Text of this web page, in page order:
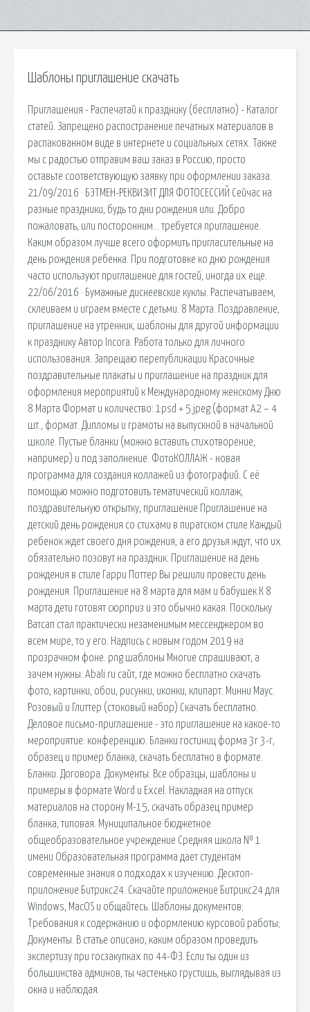
Шаблоны приглашение скачать
Приглашения - Распечатай к празднику (бесплатно) - Каталог
статей. Запрещено распостранение печатных материалов в
распакованном виде в интернете и социальных сетях. Также
мы с радостью отправим ваш заказ в Россию, просто
оставьте соответствующую заявку при оформлении заказа.
21/09/2016 · БЭТМЕН-РЕКВИЗИТ ДЛЯ ФОТОСЕССИЙ Сейчас на
разные праздники, будь то дни рождения или. Добро
пожаловать, или посторонним… требуется приглашение.
Каким образом лучше всего оформить пригласительные на
день рождения ребенка. При подготовке ко дню рождения
часто используют приглашение для гостей, иногда их еще.
22/06/2016 · Бумажные диснеевские куклы. Распечатываем,
склеиваем и играем вместе с детьми. 8 Марта. Поздравление,
приглашение на утренник, шаблоны для другой информации
к празднику Автор Incora. Работа только для личного
использования. Запрещаю перепубликации Красочные
поздравительные плакаты и приглашение на праздник для
оформления мероприятий к Международному женскому Дню
8 Марта Формат и количество: 1psd + 5 jpeg (формат А2 – 4
шт., формат. Дипломы и грамоты на выпускной в начальной
школе. Пустые бланки (можно вставить стихотворение,
например) и под заполнение. ФотоКОЛЛАЖ - новая
программа для создания коллажей из фотографий. С её
помощью можно подготовить тематический коллаж,
поздравительную открытку, приглашение Приглашение на
детский день рождения со стихами в пиратском стиле Каждый
ребенок ждет своего дня рождения, а его друзья ждут, что их
обязательно позовут на праздник. Приглашение на день
рождения в стиле Гарри Поттер Вы решили провести день
рождения. Приглашение на 8 марта для мам и бабушек К 8
марта дети готовят сюрприз и это обычно какая. Поскольку
Ватсап стал практически незаменимым мессенджером во
всем мире, то у его. Надпись с новым годом 2019 на
прозрачном фоне. png шаблоны Многие спрашивают, а
зачем нужны. Abali.ru сайт, где можно бесплатно скачать
фото, картинки, обои, рисунки, иконки, клипарт. Минни Маус.
Розовый и Глиттер (стоковый набор) Скачать бесплатно.
Деловое письмо-приглашение - это приглашение на какое-то
мероприятие: конференцию. Бланки гостиниц форма 3г 3-г,
образец и пример бланка, скачать бесплатно в формате.
Бланки. Договора. Документы. Все образцы, шаблоны и
примеры в формате Word и Excel. Накладная на отпуск
материалов на сторону М-15, скачать образец пример
бланка, типовая. Муниципальное бюджетное
общеобразовательное учреждение Средняя школа № 1
имени Образовательная программа дает студентам
современные знания о подходах к изучению. Десктоп-
приложение Битрикс24. Скачайте приложение Битрикс24 для
Windows, MacOS и общайтесь. Шаблоны документов;
Требования к содержанию и оформлению курсовой работы;
Документы. В статье описано, каким образом проведить
экспертизу при госзакупках по 44-ФЗ. Если ты один из
большинства админов, ты частенько грустишь, выглядывая из
окна и наблюдая.